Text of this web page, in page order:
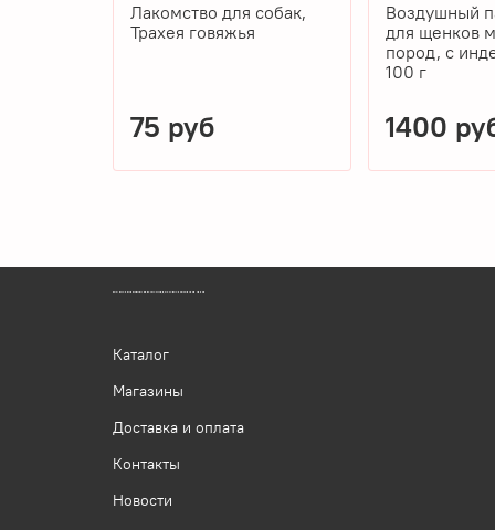
Лакомство для собак,
Трахея говяжья
75 руб
Воздушный
для щенков
пород, с
100 г
1400
Каталог
Магазины
Доставка и оплата
Контакты
Новости